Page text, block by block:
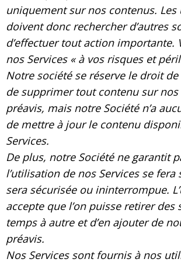
uniquement sur nos contenus.
doivent donc rechercher d’autres
d’effectuer tout action importante.
nos Services « à vos risques et
Notre société se réserve le droit
de supprimer tout contenu sur nos
préavis, mais notre Société n’a
de mettre à jour le contenu
Services.
De plus, notre Société ne garantit
l’utilisation de nos Services se fera
sera sécurisée ou ininterrompue.
accepte que l’on puisse retirer des
temps à autre et d’en ajouter de
préavis.
Nos Services sont fournis à nos